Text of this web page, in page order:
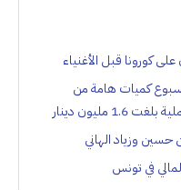
كورونا قبل الأغنياء
كميات هامة من
مليون دينار
حسين وزياد الهاني
في تونس